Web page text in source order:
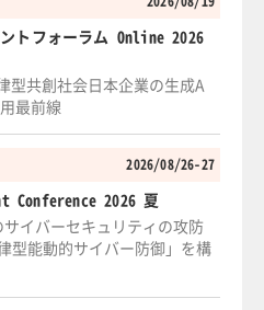
トフォーラム Online 2026
型共創社会日本企業の生成A
最前線
2026/08/26-27
Conference 2026 夏
イバーセキュリティの攻防
型能動的サイバー防御」を構